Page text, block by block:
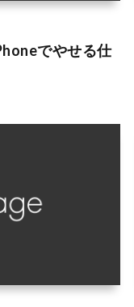
でやせる仕